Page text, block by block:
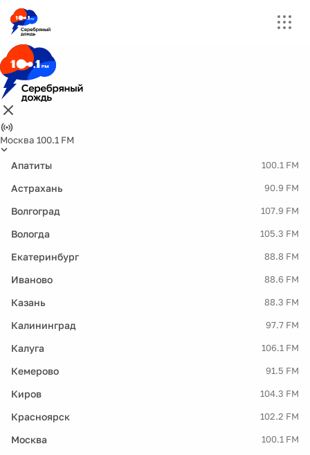
Москва 100.1 FM
Апатиты 100.1 FM
Астрахань 90.9 FM
Волгоград 107.9 FM
Вологда 105.3 FM
Екатеринбург 88.8 FM
Иваново 88.6 FM
Казань 88.3 FM
Калининград 97.7 FM
Калуга 106.1 FM
Кемерово 91.5 FM
Киров 104.3 FM
Красноярск 102.2 FM
Москва 100.1 FM